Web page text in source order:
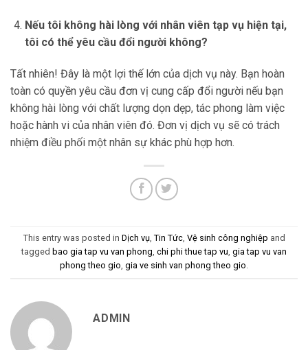
Nếu tôi không hài lòng với nhân viên tạp vụ hiện tại,
tôi có thể yêu cầu đổi người không?
Tất nhiên! Đây là một lợi thế lớn của dịch vụ này. Bạn hoàn
toàn có quyền yêu cầu đơn vị cung cấp đổi người nếu bạn
không hài lòng với chất lượng dọn dẹp, tác phong làm việc
hoặc hành vi của nhân viên đó. Đơn vị dịch vụ sẽ có trách
nhiệm điều phối một nhân sự khác phù hợp hơn.
This entry was posted in Dịch vụ, Tin Tức, Vệ sinh công nghiệp and
tagged bao gia tap vu van phong, chi phi thue tap vu, gia tap vu van
phong theo gio, gia ve sinh van phong theo gio.
ADMIN